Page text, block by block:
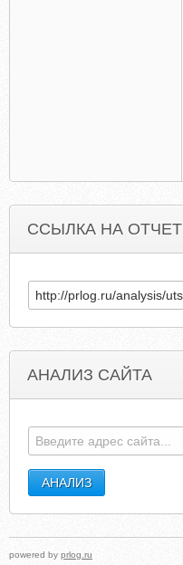
ССЫЛКА НА ОТЧЕТ
АНАЛИЗ САЙТА
powered by prlog.ru